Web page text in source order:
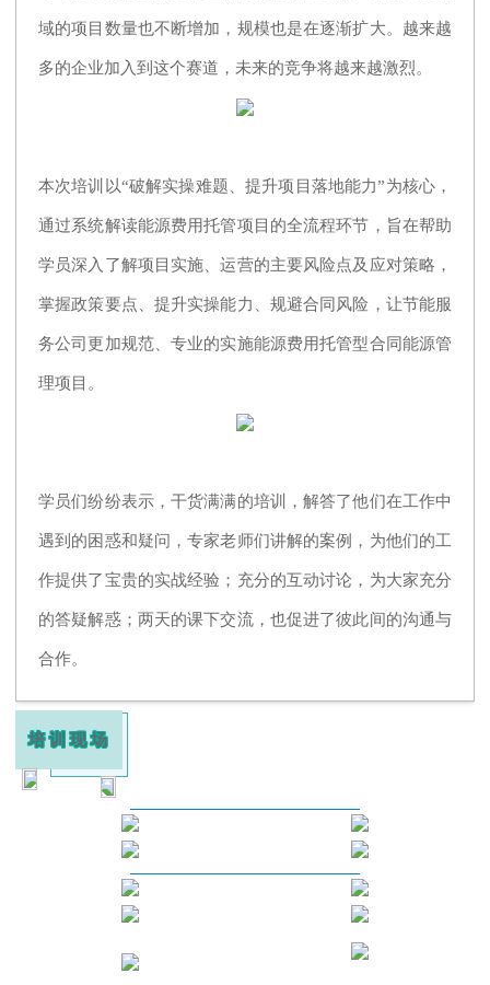
域的项目数量也不断增加，规模也是在逐渐扩大。越来越
多的企业加入到这个赛道，未来的竞争将越来越激烈。
本次培训以“破解实操难题、提升项目落地能力”为核心，
通过系统解读能源费用托管项目的全流程环节，旨在帮助
学员深入了解项目实施、运营的主要风险点及应对策略，
掌握政策要点、提升实操能力、规避合同风险，让节能服
务公司更加规范、专业的实施能源费用托管型合同能源管
理项目。
学员们纷纷表示，干货满满的培训，解答了他们在工作中
遇到的困惑和疑问，专家老师们讲解的案例，为他们的工
作提供了宝贵的实战经验；充分的互动讨论，为大家充分
的答疑解惑；两天的课下交流，也促进了彼此间的沟通与
合作。
培训现场
请输入